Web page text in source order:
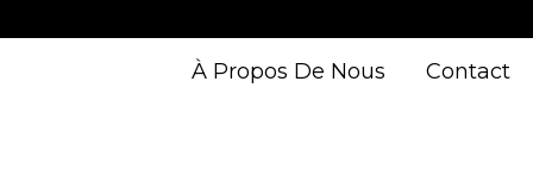
À Propos De Nous Contact